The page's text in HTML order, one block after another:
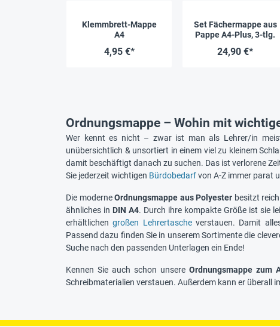
Klemmbrett-Mappe
A4
4,95 €*
Set Fächermappe aus
Pappe A4-Plus, 3-tlg.
24,90 €*
Ordnungsmappe – Wohin mit
Wer kennt es nicht – zwar ist man als Lehrer/in
unübersichtlich & unsortiert in einem viel zu kleinem
damit beschäftigt danach zu suchen. Das ist verlorene
Sie jederzeit wichtigen Bürdobedarfvon A-Z immer parat
Die moderneOrdnungsmappe aus Polyester besitzt
ähnliches in DIN A4. Durch ihre kompakte Größe ist sie
erhältlichengroßen Lehrertascheverstauen. Damit
Passend dazu finden Sie in unserem Sortimente die
Suche nach den passenden Unterlagen ein Ende!
Kennen Sie auch schon unsere Ordnungsmappe zum
Schreibmaterialien verstauen. Außerdem kann er überall